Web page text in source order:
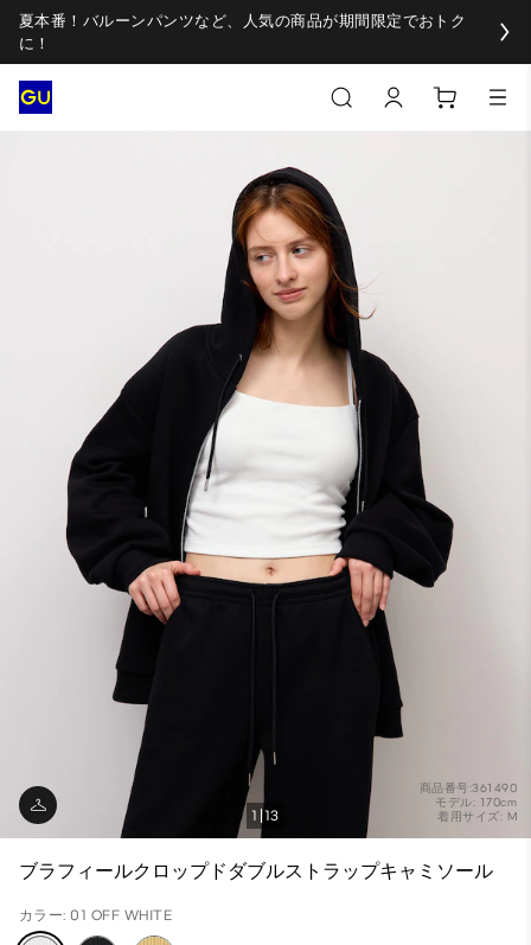
夏本番！バルーンパンツなど、人気の商品が期間限定でおトク
に！
商品番号:361490
モデル: 170cm
着用サイズ: M
1 13
ブラフィールクロップドダブルストラップキャミソール
カラー: 01 OFF WHITE